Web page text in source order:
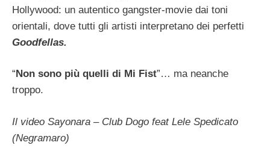
Hollywood: un autentico gangster-movie dai toni
orientali, dove tutti gli artisti interpretano dei perfetti
Goodfellas.
“Non sono più quelli di Mi Fist”… ma neanche
troppo.
Il video Sayonara – Club Dogo feat Lele Spedicato
(Negramaro)